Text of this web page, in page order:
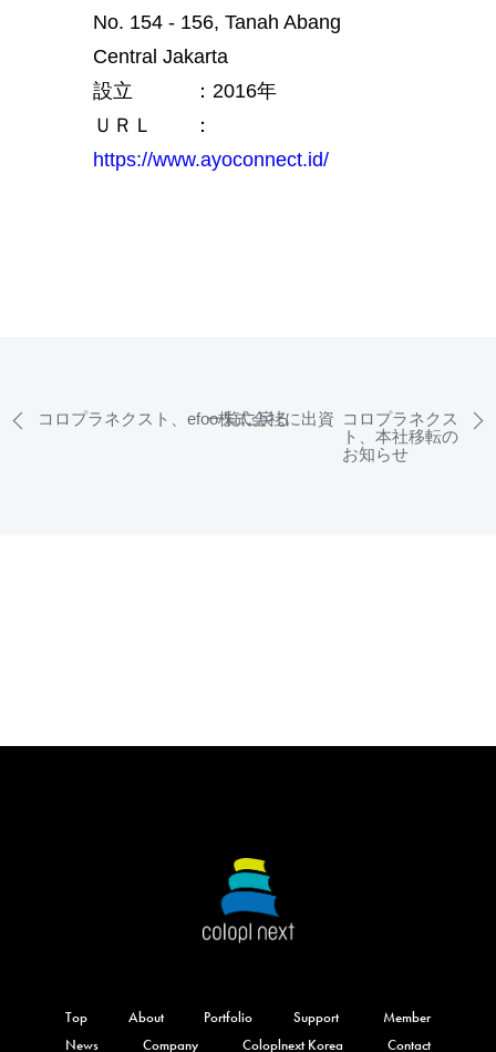
No. 154 - 156, Tanah Abang
Central Jakarta
設立 ：2016年
ＵＲＬ ：
https://www.ayoconnect.id/
コロプラネクスト、efoo株式会社に出資
一覧に戻る
コロプラネクス
ト、本社移転の
お知らせ
Top About Portfolio Support
Member
News
Company Coloplnext Korea Contact